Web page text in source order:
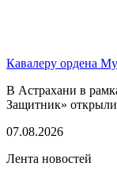
Кавалеру ордена
В Астрахани в
Защитник»
07.08.2026
Лента новостей